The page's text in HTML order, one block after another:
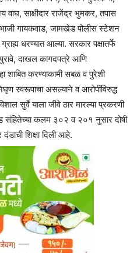
साक्षीदार राजेंद्र भुमकर, तपास
गायकवाड, जामखेड पोलीस स्टेशन
ग्राह्य धरण्यात आल्या. सरकार पक्षातर्फे
पुरावे, दाखल कागदपत्रे आणि
शाबित करण्याकामी सबळ व पुरेशी
स्वरूपाचा असल्याने व आरोपींविरुद्ध
सुर्वे याला जीवे ठार मारल्या प्रकरणी
संहितेच्या कलम ३०२ व २०१ नुसार दोषी
शिक्षा दिली आहे.